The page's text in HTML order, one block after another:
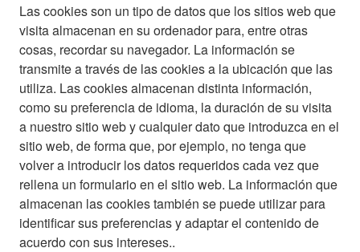
Las cookies son un tipo de datos que los sitios web que
visita almacenan en su ordenador para, entre otras
cosas, recordar su navegador. La información se
transmite a través de las cookies a la ubicación que las
utiliza. Las cookies almacenan distinta información,
como su preferencia de idioma, la duración de su visita
a nuestro sitio web y cualquier dato que introduzca en el
sitio web, de forma que, por ejemplo, no tenga que
volver a introducir los datos requeridos cada vez que
rellena un formulario en el sitio web. La información que
almacenan las cookies también se puede utilizar para
identificar sus preferencias y adaptar el contenido de
acuerdo con sus intereses..